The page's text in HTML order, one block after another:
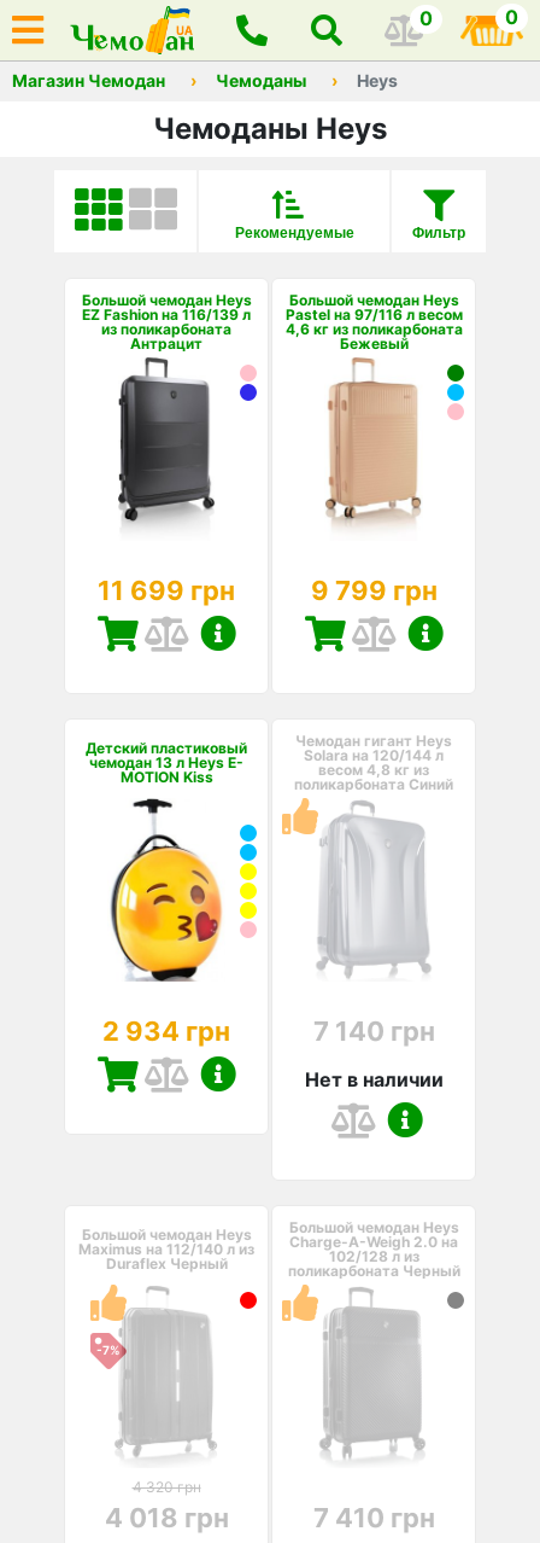
0 0
Магазин Чемодан Чемоданы Heys
Чемоданы Heys
Фильтр
Рекомендуемые
Большой чемодан Heys
EZ Fashion на 116/139 л
из поликарбоната
Антрацит
11 699 грн
Большой чемодан Heys
Pastel на 97/116 л весом
4,6 кг из поликарбоната
Бежевый
9 799 грн
Детский пластиковый
чемодан 13 л Heys E-
MOTION Kiss
2 934 грн
Чемодан гигант Heys
Solara на 120/144 л
весом 4,8 кг из
поликарбоната Синий
7 140 грн
Нет в наличии
Большой чемодан Heys
Maximus на 112/140 л из
Duraflex Черный
-7%
4 320 грн
4 018 грн
Большой чемодан Heys
Charge-A-Weigh 2.0 на
102/128 л из
поликарбоната Черный
7 410 грн